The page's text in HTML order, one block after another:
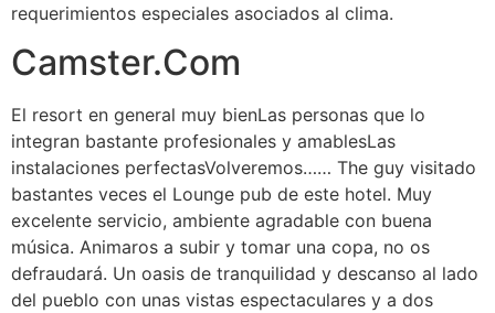
requerimientos especiales asociados al clima.
Camster.Com
El resort en general muy bienLas personas que lo
integran bastante profesionales y amablesLas
instalaciones perfectasVolveremos…… The guy visitado
bastantes veces el Lounge pub de este hotel. Muy
excelente servicio, ambiente agradable con buena
música. Animaros a subir y tomar una copa, no os
defraudará. Un oasis de tranquilidad y descanso al lado
del pueblo con unas vistas espectaculares y a dos